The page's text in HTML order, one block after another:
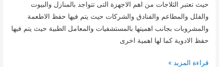
حيث تعتبر الثلاجات من اهم الاجهزة التى تتواجد بالمنازل والبيوت
والفلل والمطاعم والفنادق والشركات حيث يتم فيها حفظ الاطعمة
والمشروبات بجانب اهميتها بالمستشفيات والمعامل الطبية حيث يتم فيها
حفظ الادوية كما لها اهمية اخرى
تصليح
قراءة المزيد »